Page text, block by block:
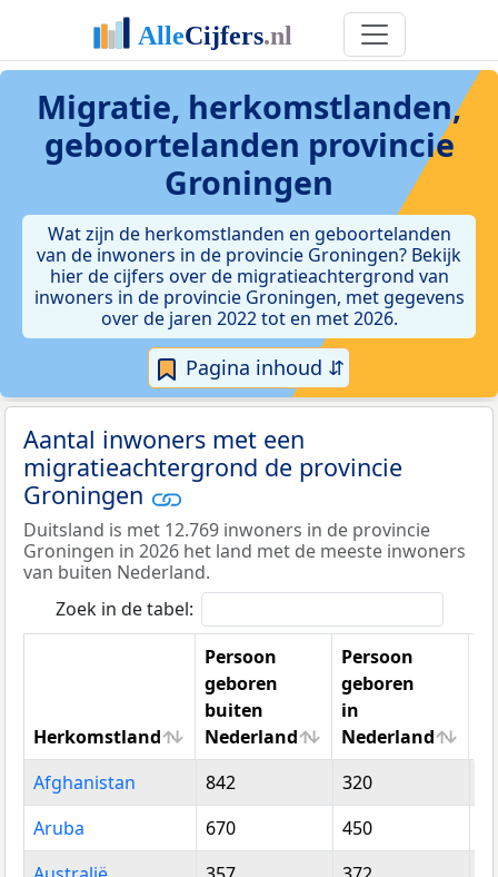
Migratie, herkomstlanden,
geboortelanden provincie
Groningen
Wat zijn de herkomstlanden en geboortelanden
van de inwoners in de provincie Groningen? Bekijk
hier de cijfers over de migratieachtergrond van
inwoners in de provincie Groningen, met gegevens
over de jaren 2022 tot en met 2026.
Pagina inhoud ⇵
Aantal inwoners met een
migratieachtergrond de provincie
Groningen
Duitsland is met 12.769 inwoners in de provincie
Groningen in 2026 het land met de meeste inwoners
van buiten Nederland.
Zoek in de tabel:
Herkomstland
Persoon
geboren
buiten
Nederland
Persoon
geboren
in
Nederland
Herkomstland
Persoon
geboren
buiten
Nederland
Persoon
geboren
in
Nederland
Afghanistan 842 320
Aruba
670 450